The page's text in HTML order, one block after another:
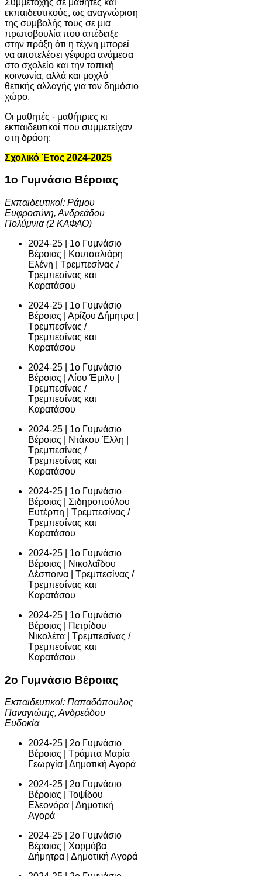
εκπαιδευτικούς, ως αναγνώριση
της συμβολής τους σε μια
πρωτοβουλία που απέδειξε
στην πράξη ότι η τέχνη μπορεί
να αποτελέσει γέφυρα ανάμεσα
στο σχολείο και την τοπική
κοινωνία, αλλά και μοχλό
θετικής αλλαγής για τον δημόσιο
χώρο.
Οι μαθητές - μαθήτριες κι
εκπαιδευτικοί που συμμετείχαν
στη δράση:
Σχολικό Έτος 2024-2025
1ο Γυμνάσιο Βέροιας
Εκπαιδευτικοί: Ράμου
Ευφροσύνη, Ανδρεάδου
Πολύμνια (2 ΚΑΦΑΟ)
2024-25 | 1ο Γυμνάσιο
Βέροιας | Κουτσαλιάρη
Ελένη | Τρεμπεσίνας /
Τρεμπεσίνας και
Καρατάσου
2024-25 | 1ο Γυμνάσιο
Βέροιας | Αρίζου Δήμητρα |
Τρεμπεσίνας /
Τρεμπεσίνας και
Καρατάσου
2024-25 | 1ο Γυμνάσιο
Βέροιας | Λίου Έμιλυ |
Τρεμπεσίνας /
Τρεμπεσίνας και
Καρατάσου
2024-25 | 1ο Γυμνάσιο
Βέροιας | Ντάκου Έλλη |
Τρεμπεσίνας /
Τρεμπεσίνας και
Καρατάσου
2024-25 | 1ο Γυμνάσιο
Βέροιας | Σιδηροπούλου
Ευτέρπη | Τρεμπεσίνας /
Τρεμπεσίνας και
Καρατάσου
2024-25 | 1ο Γυμνάσιο
Βέροιας | Νικολαΐδου
Δέσποινα | Τρεμπεσίνας /
Τρεμπεσίνας και
Καρατάσου
2024-25 | 1ο Γυμνάσιο
Βέροιας | Πετρίδου
Νικολέτα | Τρεμπεσίνας /
Τρεμπεσίνας και
Καρατάσου
2ο Γυμνάσιο Βέροιας
Εκπαιδευτικοί: Παπαδόπουλος
Παναγιώτης, Ανδρεάδου
Ευδοκία
2024-25 | 2ο Γυμνάσιο
Βέροιας | Τράμπα Μαρία
Γεωργία | Δημοτική Αγορά
2024-25 | 2ο Γυμνάσιο
Βέροιας | Τοψίδου
Ελεονόρα | Δημοτική
Αγορά
2024-25 | 2ο Γυμνάσιο
Βέροιας | Χορμόβα
Δήμητρα | Δημοτική Αγορά